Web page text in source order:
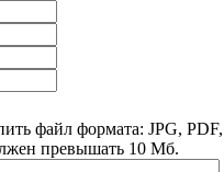
файл формата: JPG,
превышать 10 Мб.